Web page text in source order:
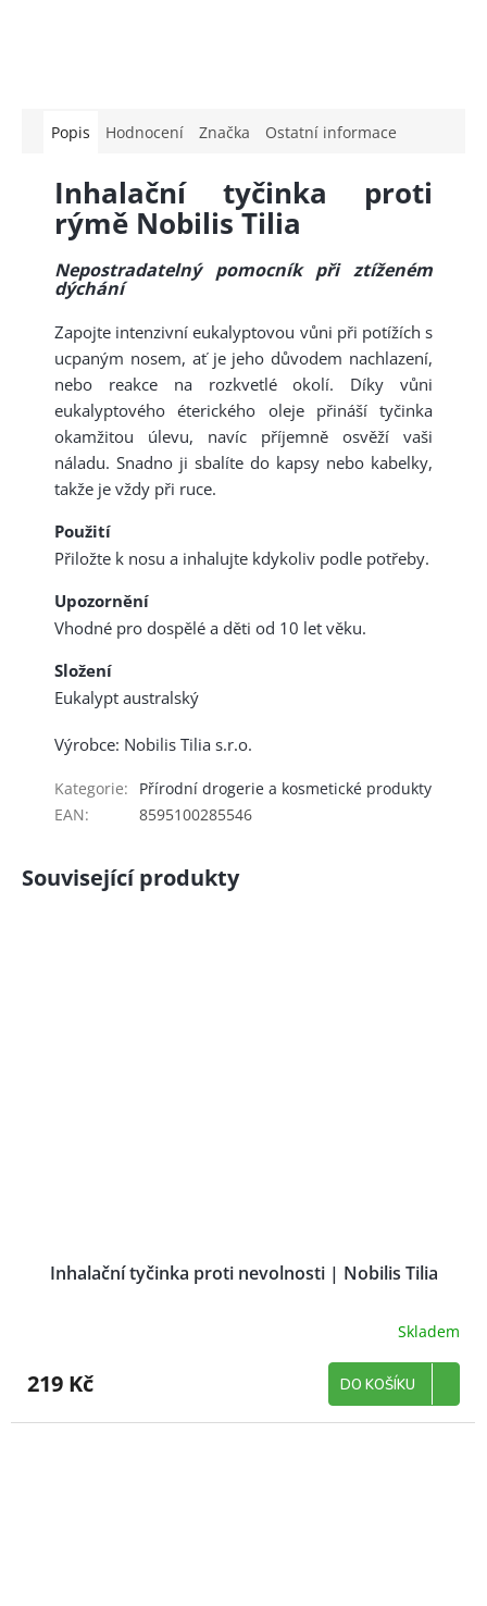
Popis Hodnocení Značka Ostatní informace
Inhalační tyčinka proti
rýmě Nobilis Tilia
Nepostradatelný pomocník při ztíženém
dýchání
Zapojte intenzivní eukalyptovou vůni při potížích s
ucpaným nosem, ať je jeho důvodem nachlazení,
nebo reakce na rozkvetlé okolí. Díky vůni
eukalyptového éterického oleje přináší tyčinka
okamžitou úlevu, navíc příjemně osvěží vaši
náladu. Snadno ji sbalíte do kapsy nebo kabelky,
takže je vždy při ruce.
Použití
Přiložte k nosu a inhalujte kdykoliv podle potřeby.
Upozornění
Vhodné pro dospělé a děti od 10 let věku.
Složení
Eukalypt australský
Výrobce: Nobilis Tilia s.r.o.
Kategorie:
Přírodní drogerie a kosmetické produkty
EAN: 8595100285546
Související produkty
Inhalační tyčinka proti nevolnosti | Nobilis Tilia
Skladem
219 Kč DO KOŠÍKU